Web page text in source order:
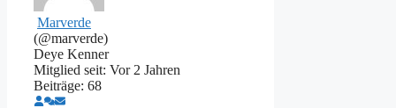
Marverde
(@marverde)
Deye Kenner
Mitglied seit: Vor 2 Jahren
Beiträge: 68